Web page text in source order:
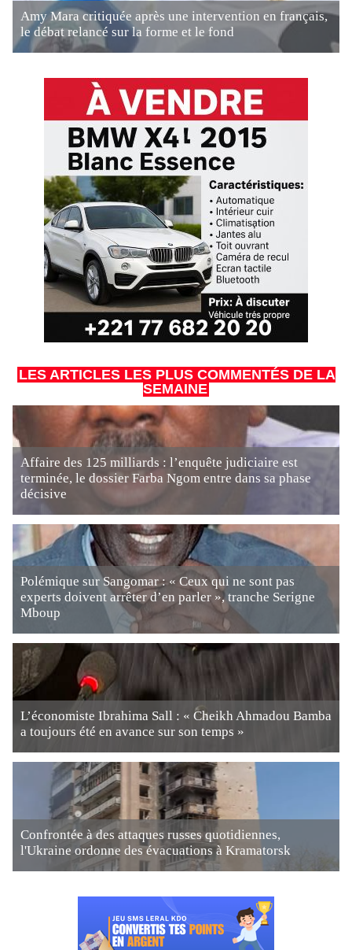
Amy Mara critiquée après une intervention en français,
le débat relancé sur la forme et le fond
LES ARTICLES LES PLUS COMMENTÉS DE LA
SEMAINE
Affaire des 125 milliards : l’enquête judiciaire est
terminée, le dossier Farba Ngom entre dans sa phase
décisive
Polémique sur Sangomar : « Ceux qui ne sont pas
experts doivent arrêter d’en parler », tranche Serigne
Mboup
L’économiste Ibrahima Sall : « Cheikh Ahmadou Bamba
a toujours été en avance sur son temps »
Confrontée à des attaques russes quotidiennes,
l'Ukraine ordonne des évacuations à Kramatorsk